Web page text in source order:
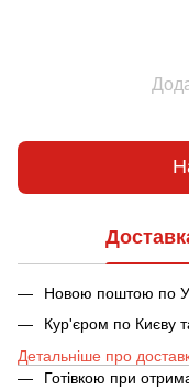
Новою поштою по
Кур'єром по Києву
Детальніше про
Готівкою при